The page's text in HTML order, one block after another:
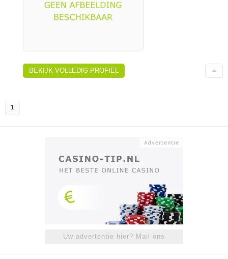
BEKIJK VOLLEDIG PROFIEL
1
Uw advertentie hier? Mail ons